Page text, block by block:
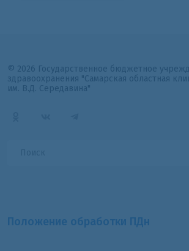
© 2026 Государственное бюджетное
здравоохранения "Самарская областная
им. В.Д. Середавина"
Положение обработки ПДн